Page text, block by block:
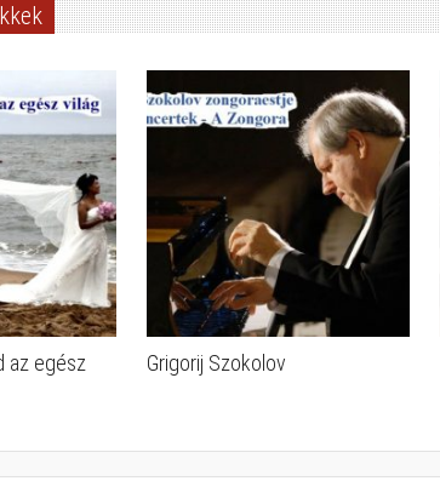
az egész
Grigorij Szokolov